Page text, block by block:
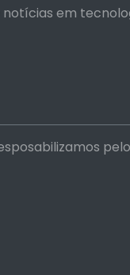
em